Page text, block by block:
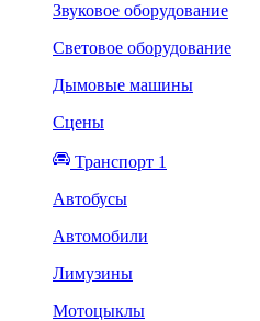
Звуковое оборудование
Световое оборудование
Дымовые машины
Сцены
Транспорт 1
Автобусы
Автомобили
Лимузины
Мотоцыклы